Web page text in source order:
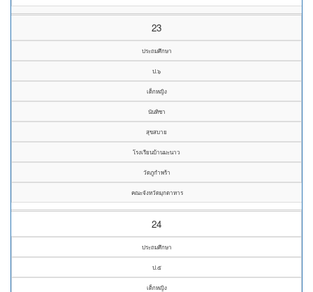
23
ประถมศึกษา
ป.๖
เด็กหญิง
นันทิชา
สุขสบาย
โรงเรียนบ้านมะนาว
วัดภูกำพร้า
คณะจังหวัดมุกดาหาร
24
ประถมศึกษา
ป.๕
เด็กหญิง